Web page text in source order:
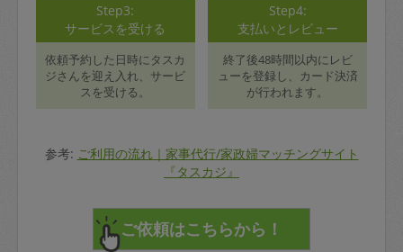
Step3:
サービスを受ける
依頼予約した日時にタスカ
ジさんを迎え入れ、サービ
スを受ける。
Step4:
支払いとレビュー
終了後48時間以内にレビ
ューを登録し、カード決済
が行われます。
参考: ご利用の流れ｜家事代行/家政婦マッチングサイト
『タスカジ』